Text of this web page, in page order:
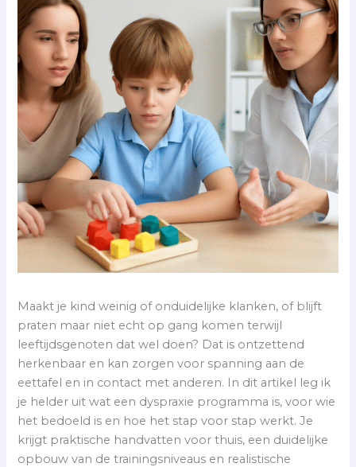
Maakt je kind weinig of onduidelijke klanken, of blijft
praten maar niet echt op gang komen terwijl
leeftijdsgenoten dat wel doen? Dat is ontzettend
herkenbaar en kan zorgen voor spanning aan de
eettafel en in contact met anderen. In dit artikel leg ik
je helder uit wat een dyspraxie programma is, voor wie
het bedoeld is en hoe het stap voor stap werkt. Je
krijgt praktische handvatten voor thuis, een duidelijke
opbouw van de trainingsniveaus en realistische